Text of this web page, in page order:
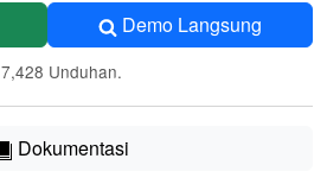
Demo Langsung
7,428 Unduhan.
Dokumentasi